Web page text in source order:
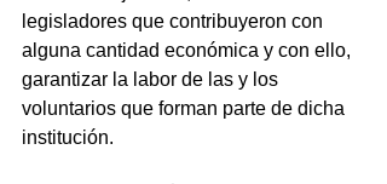
legisladores que contribuyeron con
alguna cantidad económica y con ello,
garantizar la labor de las y los
voluntarios que forman parte de dicha
institución.